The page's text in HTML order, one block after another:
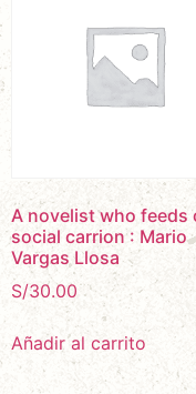
A novelist who feeds
social carrion : Mario
Vargas Llosa
S/30.00
Añadir al carrito